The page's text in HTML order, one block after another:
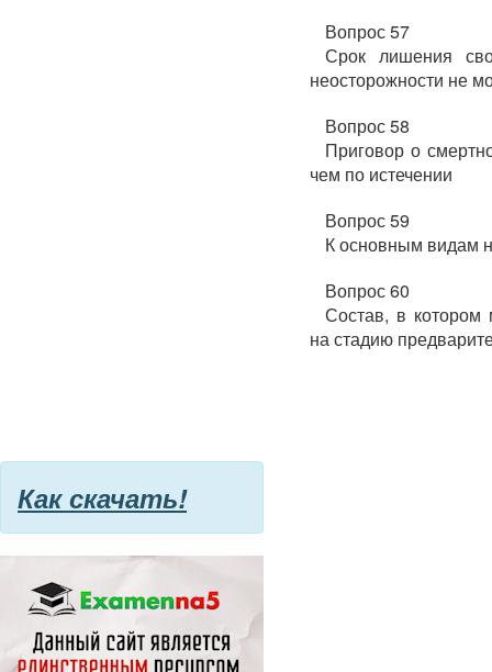
Вопрос 57
Срок лишения
неосторожности не
Вопрос 58
Приговор о
чем по истечении
Вопрос 59
К основным видам
Вопрос 60
Состав, в котором
на стадию
Как скачать!